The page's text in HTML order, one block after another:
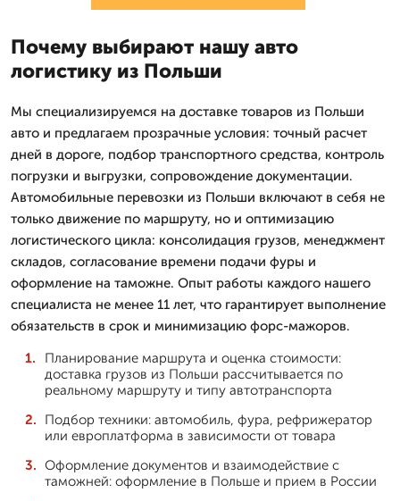
Почему выбирают нашу авто
логистику из Польши
Мы специализируемся на доставке товаров из Польши
авто и предлагаем прозрачные условия: точный расчет
дней в дороге, подбор транспортного средства, контроль
погрузки и выгрузки, сопровождение документации.
Автомобильные перевозки из Польши включают в себя не
только движение по маршруту, но и оптимизацию
логистического цикла: консолидация грузов, менеджмент
складов, согласование времени подачи фуры и
оформление на таможне. Опыт работы каждого нашего
специалиста не менее 11 лет, что гарантирует выполнение
обязательств в срок и минимизацию форс-мажоров.
Планирование маршрута и оценка стоимости:
доставка грузов из Польши рассчитывается по
реальному маршруту и типу автотранспорта
Подбор техники: автомобиль, фура, рефрижератор
или европлатформа в зависимости от товара
Оформление документов и взаимодействие с
таможней: оформление в Польше и прием в России